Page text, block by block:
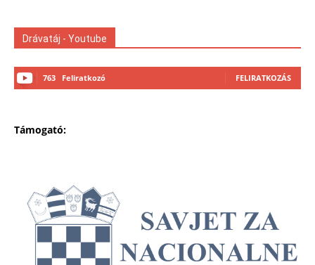
Drávatáj - Youtube
763 Feliratkozó FELIRATKOZÁS
Támogató: